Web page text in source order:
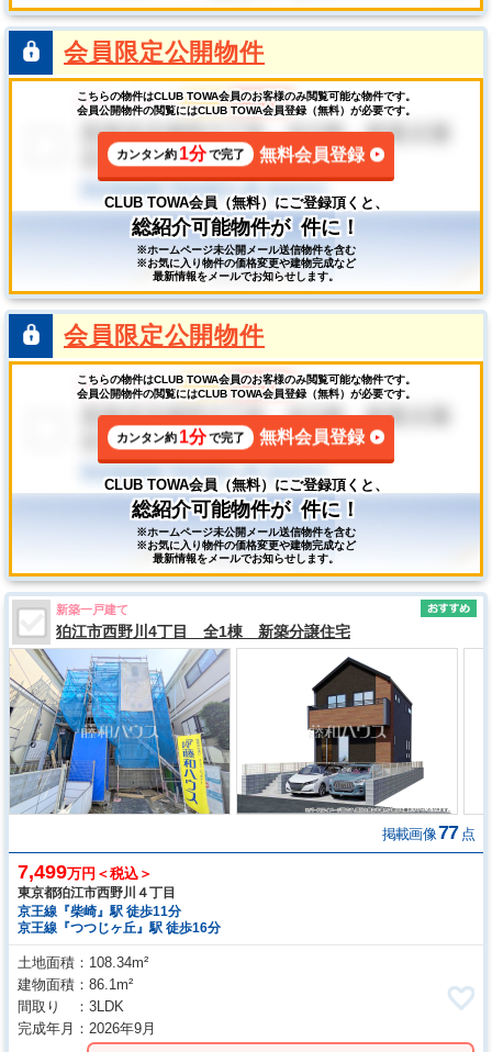
会員限定公開物件
こちらの物件はCLUB TOWA会員のお客様のみ閲覧可能な物件です。
会員公開物件の閲覧にはCLUB TOWA会員登録（無料）が必要です。
カンタン約 1分で完了 無料会員登録
CLUB TOWA会員（無料）にご登録頂くと、
総紹介可能物件が 件に！
※ホームページ未公開メール送信物件を含む
※お気に入り物件の価格変更や建物完成など
最新情報をメールでお知らせします。
会員限定公開物件
こちらの物件はCLUB TOWA会員のお客様のみ閲覧可能な物件です。
会員公開物件の閲覧にはCLUB TOWA会員登録（無料）が必要です。
カンタン約 1分で完了 無料会員登録
CLUB TOWA会員（無料）にご登録頂くと、
総紹介可能物件が 件に！
※ホームページ未公開メール送信物件を含む
※お気に入り物件の価格変更や建物完成など
最新情報をメールでお知らせします。
新築一戸建て
狛江市西野川4丁目 全1棟 新築分譲住宅
掲載画像77 点
7,499万円＜税込＞
東京都狛江市西野川４丁目
京王線『柴崎』駅 徒歩11分
京王線『つつじヶ丘』駅 徒歩16分
土地面積
108.34m²
建物面積
86.1m²
間取り
3LDK
完成年月
2026年9月